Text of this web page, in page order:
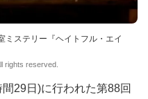
ミステリー『ヘイトフル・エイ
rights reserved.
29日)に行われた第88回